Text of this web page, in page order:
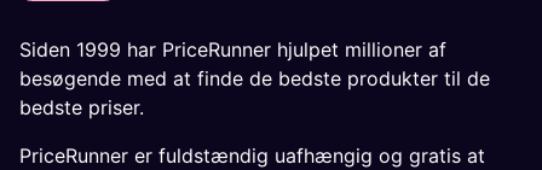
Siden 1999 har PriceRunner hjulpet millioner af
besøgende med at finde de bedste produkter til de
bedste priser.
PriceRunner er fuldstændig uafhængig og gratis at